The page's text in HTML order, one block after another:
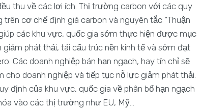
thu về các lợi ích. Thị trường carbon với các quy
cơ chế định giá carbon và nguyên tắc “Thuận
các khu vực, quốc gia sớm thực hiện được mục
phát thải, tái cấu trúc nền kinh tế và sớm đạt
Các doanh nghiệp bán hạn ngạch, hay tín chỉ sẽ
doanh nghiệp và tiếp tục nỗ lực giảm phát thải.
định của khu vực, quốc gia về phân bổ hạn ngạch
vào các thị trường như EU, Mỹ…